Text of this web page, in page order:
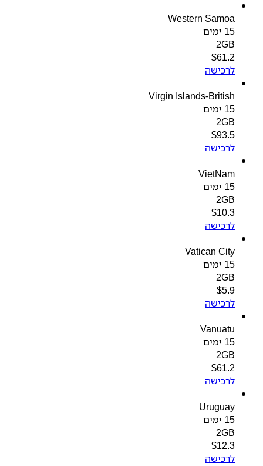
Western Samoa
2GB
$61.2
לרכישה
Virgin Islands-British
2GB
$93.5
לרכישה
VietNam
2GB
$10.3
לרכישה
Vatican City
2GB
$
לרכישה
Vanuatu
2GB
$61.2
לרכישה
Uruguay
2GB
$12.3
לרכישה